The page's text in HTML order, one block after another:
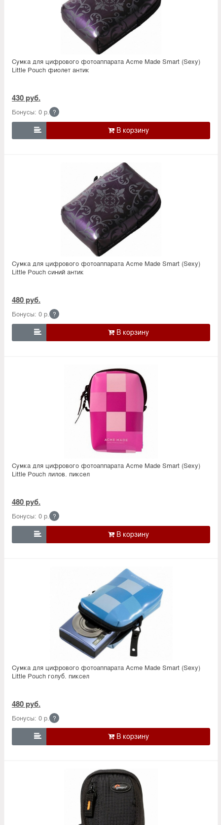
Сумка для цифрового фотоаппарата Acme Made Smart (Sexy)
Little Pouch фиолет антик
430 руб.
Бонусы: 0 р. ?

Сумка для цифрового фотоаппарата Acme Made Smart (Sexy)
Little Pouch синий антик
480 руб.
Бонусы: 0 р. ?

Сумка для цифрового фотоаппарата Acme Made Smart (Sexy)
Little Pouch лилов. пиксел
480 руб.
Бонусы: 0 р. ?

Сумка для цифрового фотоаппарата Acme Made Smart (Sexy)
Little Pouch голуб. пиксел
480 руб.
Бонусы: 0 р. ?
